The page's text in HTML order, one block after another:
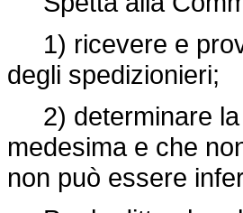
1) ricevere e
degli spedizionieri;
2) determinare la
medesima e che
non può essere